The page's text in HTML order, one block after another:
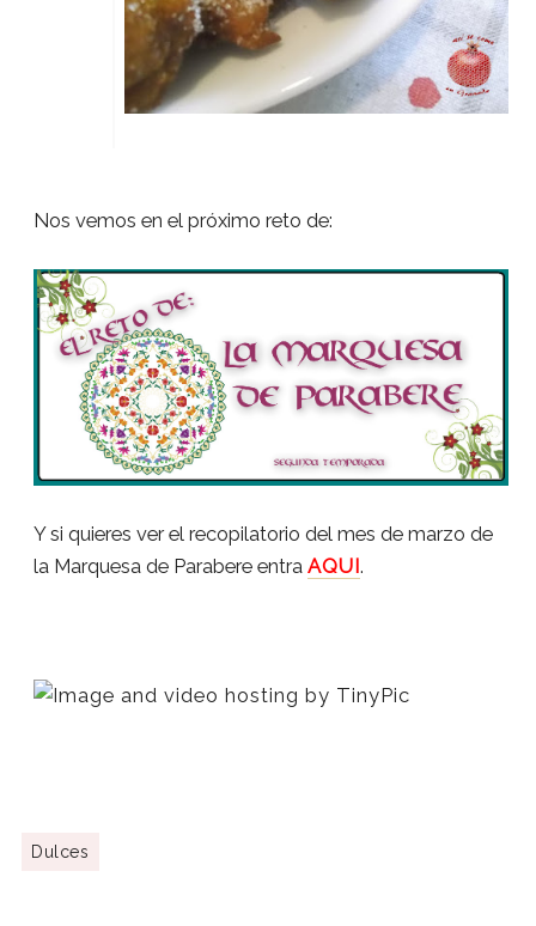
Nos vemos en el próximo reto de:
Y si quieres ver el recopilatorio del mes de marzo de
la Marquesa de Parabere entraAQUI.
Dulces